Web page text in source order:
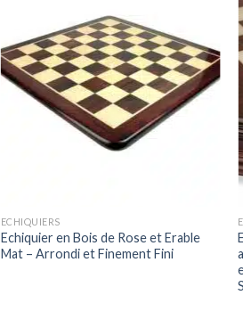
ECHIQUIERS
Echiquier en Bois de Rose et Erable
Mat – Arrondi et Finement Fini